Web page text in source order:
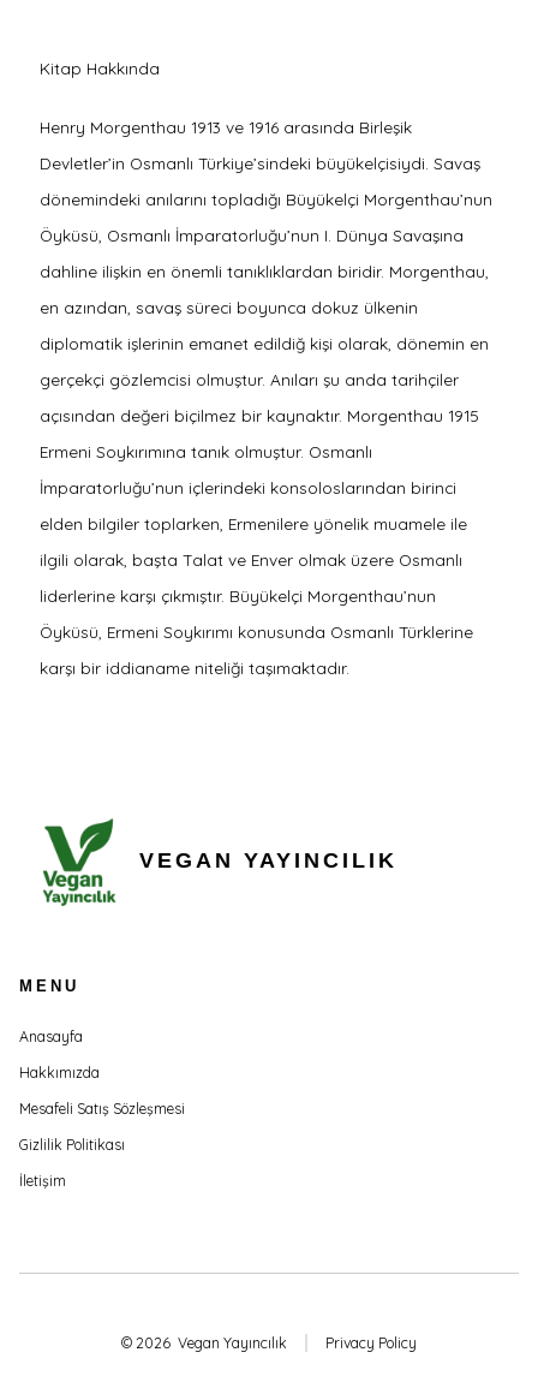
Kitap Hakkında
Henry Morgenthau 1913 ve 1916 arasında Birleşik
Devletler’in Osmanlı Türkiye’sindeki büyükelçisiydi. Savaş
dönemindeki anılarını topladığı Büyükelçi Morgenthau’nun
Öyküsü, Osmanlı İmparatorluğu’nun I. Dünya Savaşına
dahline ilişkin en önemli tanıklıklardan biridir. Morgenthau,
en azından, savaş süreci boyunca dokuz ülkenin
diplomatik işlerinin emanet edildiğ kişi olarak, dönemin en
gerçekçi gözlemcisi olmuştur. Anıları şu anda tarihçiler
açısından değeri biçilmez bir kaynaktır. Morgenthau 1915
Ermeni Soykırımına tanık olmuştur. Osmanlı
İmparatorluğu’nun içlerindeki konsoloslarından birinci
elden bilgiler toplarken, Ermenilere yönelik muamele ile
ilgili olarak, başta Talat ve Enver olmak üzere Osmanlı
liderlerine karşı çıkmıştır. Büyükelçi Morgenthau’nun
Öyküsü, Ermeni Soykırımı konusunda Osmanlı Türklerine
karşı bir iddianame niteliği taşımaktadır.
VEGAN YAYINCILIK
MENU
Anasayfa
Hakkımızda
Mesafeli Satış Sözleşmesi
Gizlilik Politikası
İletişim
© 2026 Vegan Yayıncılık Privacy Policy